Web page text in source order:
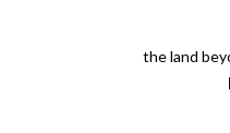
the land